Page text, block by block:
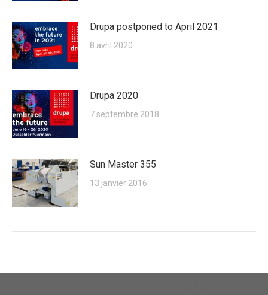
Drupa postponed to April 2021
8 avril 2020
Drupa 2020
7 septembre 2018
Sun Master 355
13 janvier 2016